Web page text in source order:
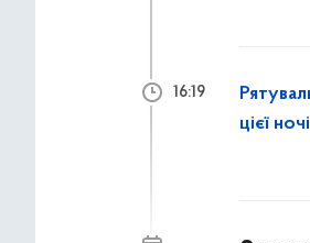
цієї
16:19